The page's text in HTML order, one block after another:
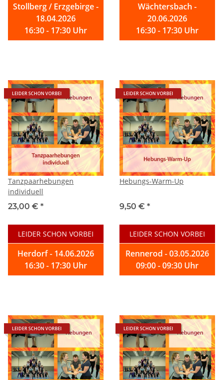
Stollberg / Erzgebirge -
18.04.2026
16:30 - 17:30 Uhr
Wächtersbach -
20.06.2026
16:30 - 17:30 Uhr
LEIDER SCHON VORBEI
Tanzpaarhebungen
individuell
23,00 € *
LEIDER SCHON VORBEI
Herdorf - 14.06.2026
16:30 - 17:30 Uhr
LEIDER SCHON VORBEI
Hebungs-Warm-Up
9,50 € *
LEIDER SCHON VORBEI
Rennerod - 03.05.2026
09:00 - 09:30 Uhr
LEIDER SCHON VORBEI LEIDER SCHON VORBEI